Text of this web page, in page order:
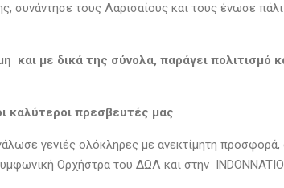
συνάντησε τους Λαρισαίους και τους ένωσε
και με δικά της σύνολα, παράγει πολιτισμό
καλύτεροι πρεσβευτές μας
γενιές ολόκληρες με ανεκτίμητη προσφορά,
Ορχήστρα του ΔΩΛ και στην